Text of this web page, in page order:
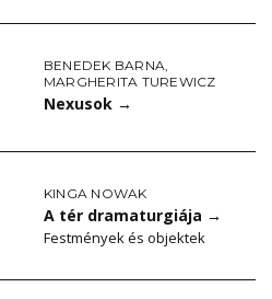
BENEDEK BARNA,
MARGHERITA TUREWICZ
Nexusok →
KINGA NOWAK
A tér dramaturgiája →
Festmények és objektek